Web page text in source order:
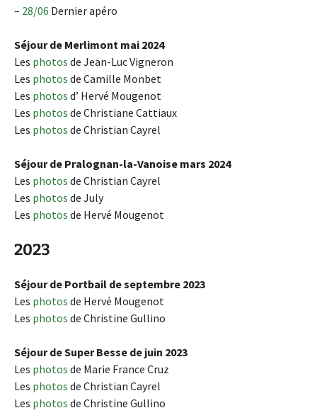
– 28/06 Dernier apéro
Séjour de Merlimont mai 2024
Les photos de Jean-Luc Vigneron
Les photos de Camille Monbet
Les photos d’ Hervé Mougenot
Les photos de Christiane Cattiaux
Les photos de Christian Cayrel
Séjour de Pralognan-la-Vanoise mars 2024
Les photos de Christian Cayrel
Les photos de July
Les photos de Hervé Mougenot
2023
Séjour de Portbail de septembre 2023
Les photos de Hervé Mougenot
Les photos de Christine Gullino
Séjour de Super Besse de juin 2023
Les photos de Marie France Cruz
Les photos de Christian Cayrel
Les photos de Christine Gullino